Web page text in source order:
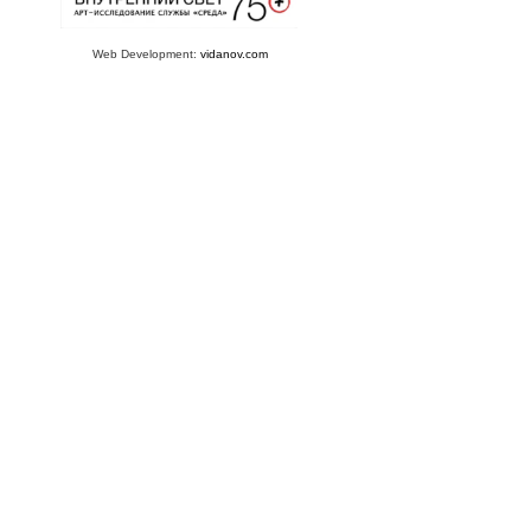
Web Development: vidanov.com